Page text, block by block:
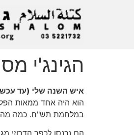
הגינג'י
איש השנה שלי (עד
הוא היה אחד ממאות
במלחמת תש"ח. כמה